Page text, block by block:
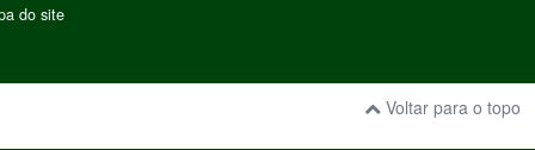
do site
Voltar para o topo